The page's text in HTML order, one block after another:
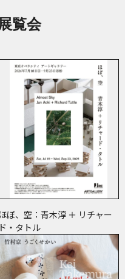
覧会
ほぼ、空：青木淳 ＋ リチャー
ド・タトル